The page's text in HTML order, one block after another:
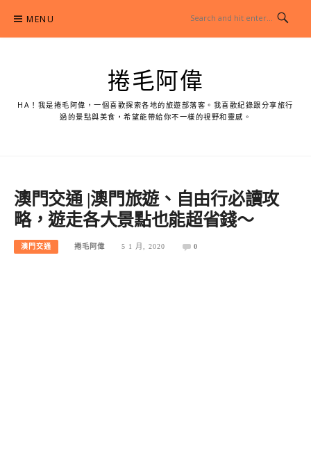
content
MENU
捲毛阿偉
HA！我是捲毛阿偉，一個喜歡探索各地的旅遊部落客。我喜歡紀錄跟分享旅行
過的景點與美食，希望能帶給你不一樣的視野和靈感。
澳門交通 |澳門旅遊、自由行必讀攻
略，遊走各大景點也能超省錢～
澳門交通 捲毛阿偉 5 1 月, 2020 0